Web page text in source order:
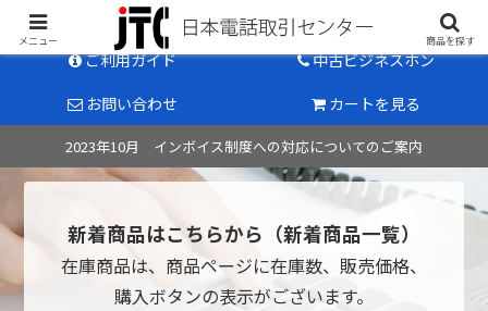
中古ビジネスホン販売のパイオニア
ご利用ガイド
中古ビジネスホン
お問い合わせ
カートを見る
2023年10月 インボイス制度への対応についてのご案内
新着商品はこちらから（新着商品一覧）
在庫商品は、商品ページに在庫数、販売価格、
購入ボタンの表示がございます。
メニュー 商品を探す